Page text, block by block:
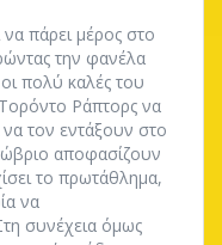
πάρει μέρος στο
την φανέλα
πολύ καλές του
Ράπτορς να
τον εντάξουν στο
αποφασίζουν
το πρωτάθλημα,
να
συνέχεια όμως